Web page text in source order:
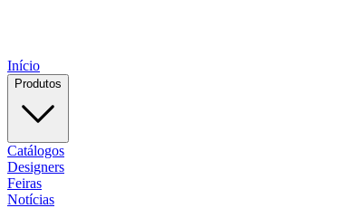
Início
Produtos
Catálogos
Designers
Feiras
Notícias